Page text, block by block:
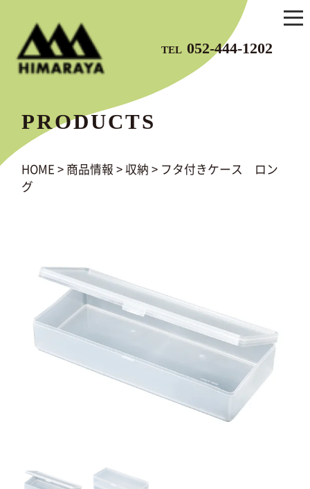
TEL 052-444-1202
PRODUCTS
HOME > 商品情報 >収納 > フタ付きケース ロン
グ